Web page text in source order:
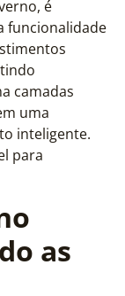
é
funcionalidade
camadas
uma
inteligente.
para
as